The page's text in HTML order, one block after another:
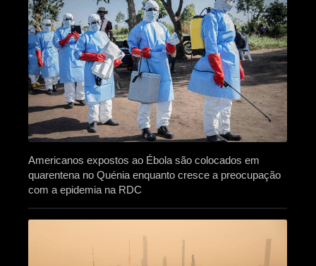
Americanos expostos ao Ébola são colocados em
quarentena no Quénia enquanto cresce a preocupação
com a epidemia na RDC